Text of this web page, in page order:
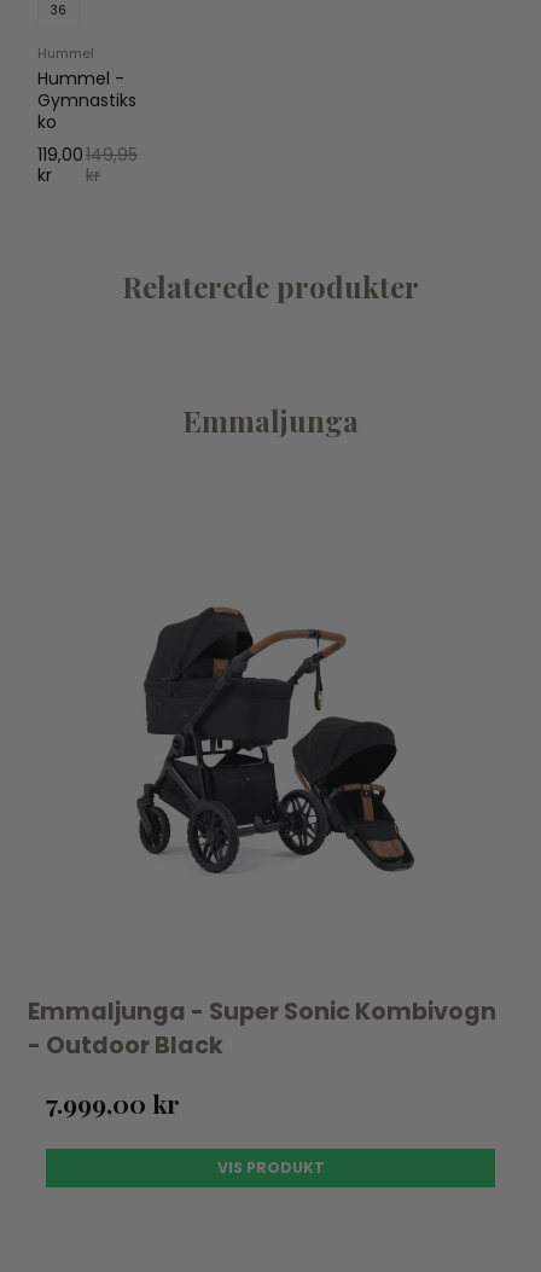
36
Hummel
Hummel -
Gymnastiks
ko
119,00
kr
149,95
kr
Relaterede produkter
Emmaljunga
Emmaljunga - Super Sonic Kombivogn
- Outdoor Black
7.999,00 kr
VIS PRODUKT